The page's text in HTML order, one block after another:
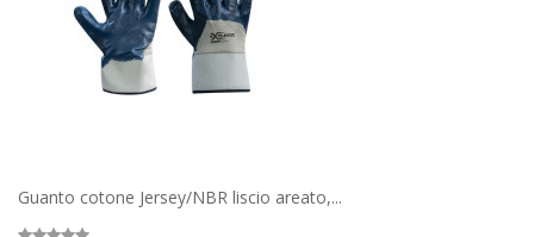
Guanto cotone Jersey/NBR liscio areato,...